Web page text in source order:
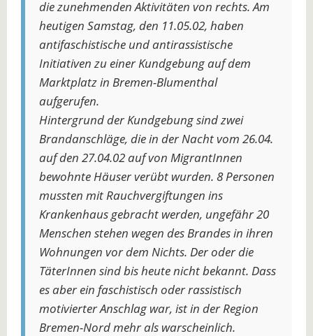
die zunehmenden Aktivitäten von rechts. Am
heutigen Samstag, den 11.05.02, haben
antifaschistische und antirassistische
Initiativen zu einer Kundgebung auf dem
Marktplatz in Bremen-Blumenthal
aufgerufen.
Hintergrund der Kundgebung sind zwei
Brandanschläge, die in der Nacht vom 26.04.
auf den 27.04.02 auf von MigrantInnen
bewohnte Häuser verübt wurden. 8 Personen
mussten mit Rauchvergiftungen ins
Krankenhaus gebracht werden, ungefähr 20
Menschen stehen wegen des Brandes in ihren
Wohnungen vor dem Nichts. Der oder die
TäterInnen sind bis heute nicht bekannt. Dass
es aber ein faschistisch oder rassistisch
motivierter Anschlag war, ist in der Region
Bremen-Nord mehr als warscheinlich.